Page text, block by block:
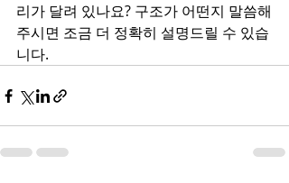
리가 달려 있나요? 구조가 어떤지 말씀해
주시면 조금 더 정확히 설명드릴 수 있습
니다.